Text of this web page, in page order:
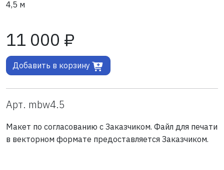
11 000 ₽
Добавить в корзину
Арт. mbw4.5
Макет по согласованию с Заказчиком. Файл для печати
в векторном формате предоставляется Заказчиком.